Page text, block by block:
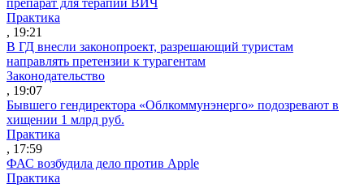
Практика
, 19:21
В ГД внесли законопроект, разрешающий туристам
направлять претензии к турагентам
Законодательство
, 19:07
Бывшего гендиректора «Облкоммунэнерго» подозревают в
хищении 1 млрд руб.
Практика
, 17:59
ФАС возбудила дело против Apple
Практика